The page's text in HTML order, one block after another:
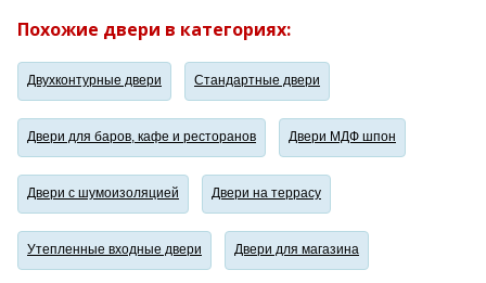
Похожие двери в категориях:
Двухконтурные двери Стандартные двери
Двери для баров, кафе и ресторанов Двери МДФ шпон
Двери с шумоизоляцией Двери на террасу
Утепленные входные двери Двери для магазина